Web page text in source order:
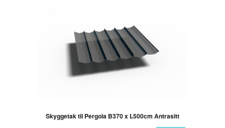
Skyggetak til Pergola B370 x L500cm Antrasitt